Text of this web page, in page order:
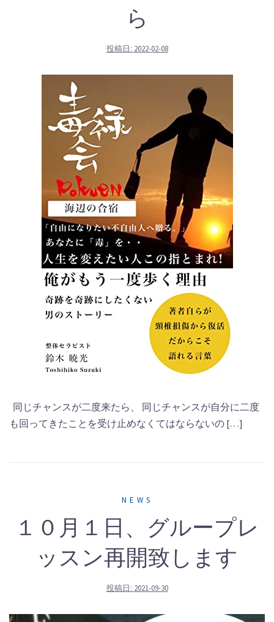
ら
投稿日: 2022-02-08
同じチャンスが二度来たら、 同じチャンスが自分に二度
も回ってきたことを受け止めなくてはならないの […]
NEWS
１０月１日、グループレ
ッスン再開致します
投稿日: 2021-09-30